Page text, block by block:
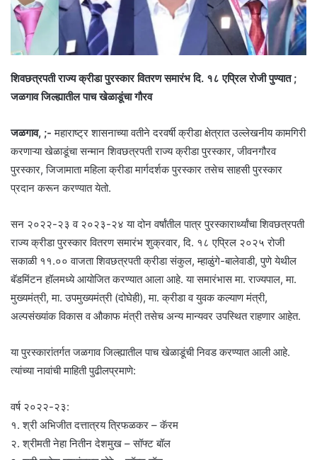
शिवछत्रपती राज्य क्रीडा पुरस्कार वितरण समारंभ दि. १८ एप्रिल रोजी पुण्यात ;
जळगाव जिल्ह्यातील पाच खेळाडूंचा गौरव
जळगाव, ;- महाराष्ट्र शासनाच्या वतीने दरवर्षी क्रीडा क्षेत्रात उल्लेखनीय कामगिरी
करणाऱ्या खेळाडूंचा सन्मान शिवछत्रपती राज्य क्रीडा पुरस्कार, जीवनगौरव
पुरस्कार, जिजामाता महिला क्रीडा मार्गदर्शक पुरस्कार तसेच साहसी पुरस्कार
प्रदान करून करण्यात येतो.
सन २०२२-२३ व २०२३-२४ या दोन वर्षांतील पात्र पुरस्कारार्थ्यांचा शिवछत्रपती
राज्य क्रीडा पुरस्कार वितरण समारंभ शुक्रवार, दि. १८ एप्रिल २०२५ रोजी
सकाळी ११.०० वाजता शिवछत्रपती क्रीडा संकुल, म्हाळुंगे-बालेवाडी, पुणे येथील
बॅडमिंटन हॉलमध्ये आयोजित करण्यात आला आहे. या समारंभास मा. राज्यपाल, मा.
मुख्यमंत्री, मा. उपमुख्यमंत्री (दोघेही), मा. क्रीडा व युवक कल्याण मंत्री,
अल्पसंख्यांक विकास व औकाफ मंत्री तसेच अन्य मान्यवर उपस्थित राहणार आहेत.
या पुरस्कारांतर्गत जळगाव जिल्ह्यातील पाच खेळाडूंची निवड करण्यात आली आहे.
त्यांच्या नावांची माहिती पुढीलप्रमाणे:
वर्ष २०२२-२३:
१. श्री अभिजीत दत्तात्रय त्रिफळकर – कॅरम
२. श्रीमती नेहा नितीन देशमुख – सॉफ्ट बॉल